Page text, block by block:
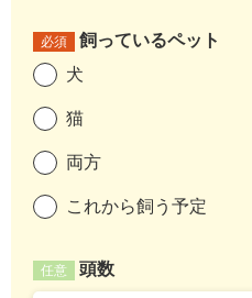
必須
飼っているペット
犬
猫
両方
これから飼う予定
任意 頭数